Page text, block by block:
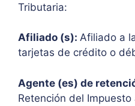
Tributaria:
Afiliado (s): Afiliado a
tarjetas de crédito o
Agente (es) de
Retención del